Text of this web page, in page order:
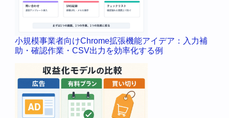
小規模事業者向けChrome拡張機能アイデア：入力補
助・確認作業・CSV出力を効率化する例